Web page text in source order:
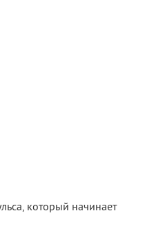
который начинает